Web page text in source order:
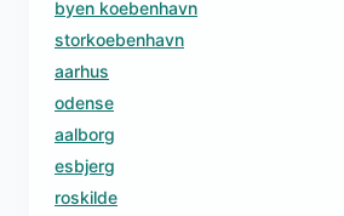
byen koebenhavn
storkoebenhavn
aarhus
odense
aalborg
esbjerg
roskilde